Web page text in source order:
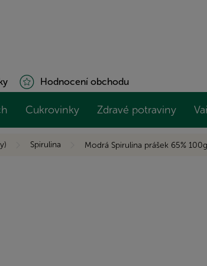
Hodnocení obchodu
Cukrovinky Zdravé potraviny
Spirulina Modrá Spirulina prášek 65% 100g